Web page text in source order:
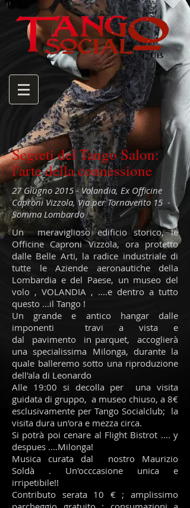
Segreti del Tango Salon:
l'arte della connessione
27 Giugno 2015 - Volandia, Ex Officine
Caproni Vizzola, Via per Tornavento 15 -
Somma Lombardo
Un meraviglioso edificio storico, le
Officine Caproni Vizzola, ora protetto
dalle Belle Arti, la radice industriale di
tutte le Aziende aeronautiche della
Lombardia e del Paese, un museo del
volo , VOLANDIA , ....e dentro a tutto
questo ...il Tango !
Un grande e antico hangar dalle
imponenti travi a vista e
dal pavimento in parquet, accoglierà
una specialissima Milonga, durante la
quale balleremo sotto una riproduzione
dell'ala di Leonardo
Alle 19:00 si decolla per una visita
guidata di gruppo, a museo chiuso, a 8€
esclusivamente per Tango Socialclub; la
visita dura un'ora e mezza circa.
Si potrà poi cenare al Flight Bistrot .... y
despues ....Milonga!
Musica curata dal nostro Maurizio
Soldà . Un'occcasione unica e
irripetibile!!
Contributo serata 10 € ; amplissimo